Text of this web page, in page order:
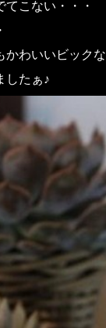
こない・・・
かわいいビックな
したぁ♪